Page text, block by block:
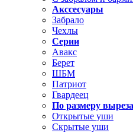
Акссесуары
Забрало
Чехлы
Серии
Авакс
Берет
ШБМ
Патриот
Гвардеец
По размеру выреза
Открытые уши
Скрытые уши